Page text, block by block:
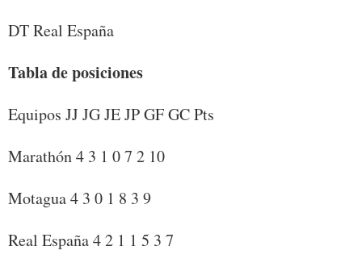
DT Real España
Tabla de posiciones
Equipos JJ JG JE JP GF GC Pts
Marathón 4 3 1 0 7 2 10
Motagua 4 3 0 1 8 3 9
Real España 4 2 1 1 5 3 7